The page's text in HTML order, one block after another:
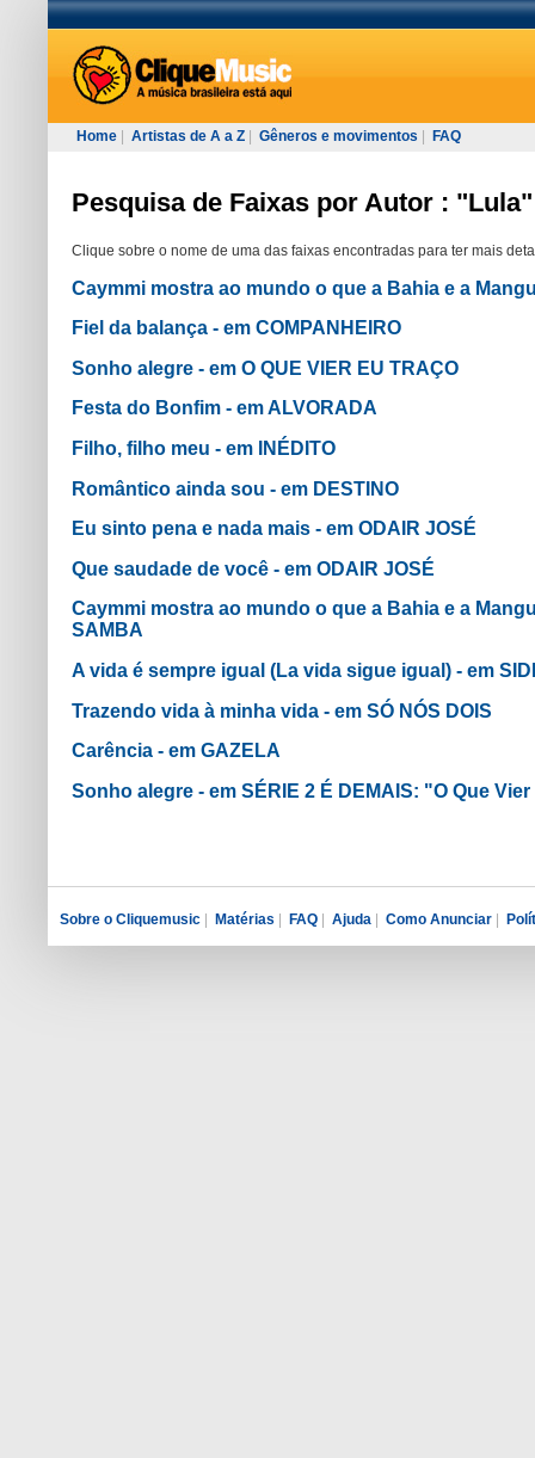
Home Artistas de A a Z Gêneros e movimentos FAQ
Pesquisa de Faixas por Autor : "Lula"
Clique sobre o nome de uma das faixas encontradas para ter mais
Caymmi mostra ao mundo o que a Bahia e a
Fiel da balança - em COMPANHEIRO
Sonho alegre - em O QUE VIER EU TRAÇO
Festa do Bonfim - em ALVORADA
Filho, filho meu - em INÉDITO
Romântico ainda sou - em DESTINO
Eu sinto pena e nada mais - em ODAIR JOSÉ
Que saudade de você - em ODAIR JOSÉ
Caymmi mostra ao mundo o que a Bahia e a
SAMBA
A vida é sempre igual (La vida sigue igual) - em
Trazendo vida à minha vida - em SÓ NÓS DOIS
Carência - em GAZELA
Sonho alegre - em SÉRIE 2 É DEMAIS: "O Que
Sobre o Cliquemusic | Matérias | FAQ | Ajuda | Como Anunciar |